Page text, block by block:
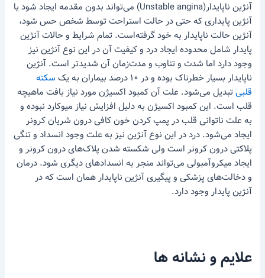
آنژین ناپایدار(Unstable angina) می‌تواند بدون مقدمه ایجاد شود یا
آنژین پایداری که حتی در حالت استراحت توسط شخص حس شود،
آنژین حالت ناپایدار به خود گرفته‌است. تمام شرایط و حالات آنژین
پایدار شامل محدوده ایجاد درد و کیفیت آن در این نوع آنژین نیز
وجود دارد اما شدت و تناوب و مدت‌زمان آن شدیدتر است. آنژین
ناپایدار بسیار خطرناک بوده و در ۱۰ درصد بیماران به یک
سکته
قلبیتبدیل می‌شود. علت آن کمبود اکسیژن مورد نیاز بافت ماهیچه
قلب است. این کمبود اکسیژن به دلیل افزایش نیاز میوکارد نبوده و
به علت ناتوانی قلب در پمپ کردن خون کافی درون شریان کرونر
ایجاد می‌شود. درد در این نوع آنژین نیز به علت وجود انسداد و تنگی
پلاکتی درون کرونر است ولی شکسته شدن پلاک‌های درون کرونر و
ایجاد میکروآمبولی می‌تواند منجر به انسدادهای دیگری شود. درمان
و دخالت‌های پزشکی و پیگیری آنژین ناپایدار همان است که در
آنژین پایدار وجود دارد.
علایم و نشانه ها